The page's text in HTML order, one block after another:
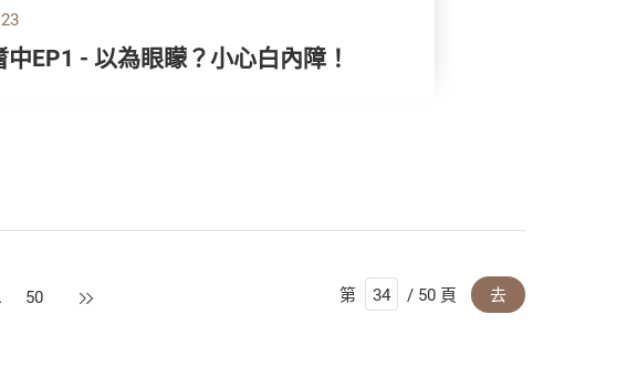
中EP1 - 以為眼矇？小心白內障！
50 下一頁 第 / 50 頁 去